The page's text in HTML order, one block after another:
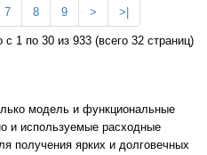
7 8 9 > >|
с 1 по 30 из 933 (всего 32 страниц)
модель и функциональные
и используемые расходные
получения ярких и долговечных